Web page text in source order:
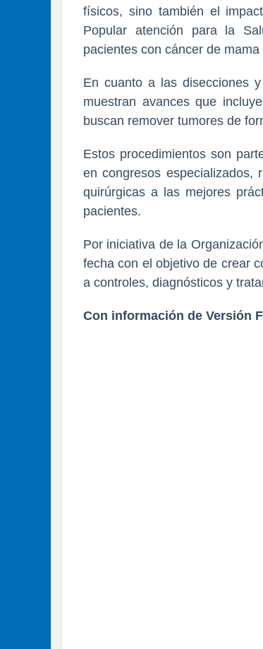
físicos, sino también el
Popular atención para la
pacientes con cáncer de
En cuanto a las disecciones
muestran avances que
buscan remover tumores de
Estos procedimientos son
en congresos especializados,
quirúrgicas a las mejores
pacientes.
Por iniciativa de la
fecha con el objetivo de crear
a controles, diagnósticos y
Con información de Versión